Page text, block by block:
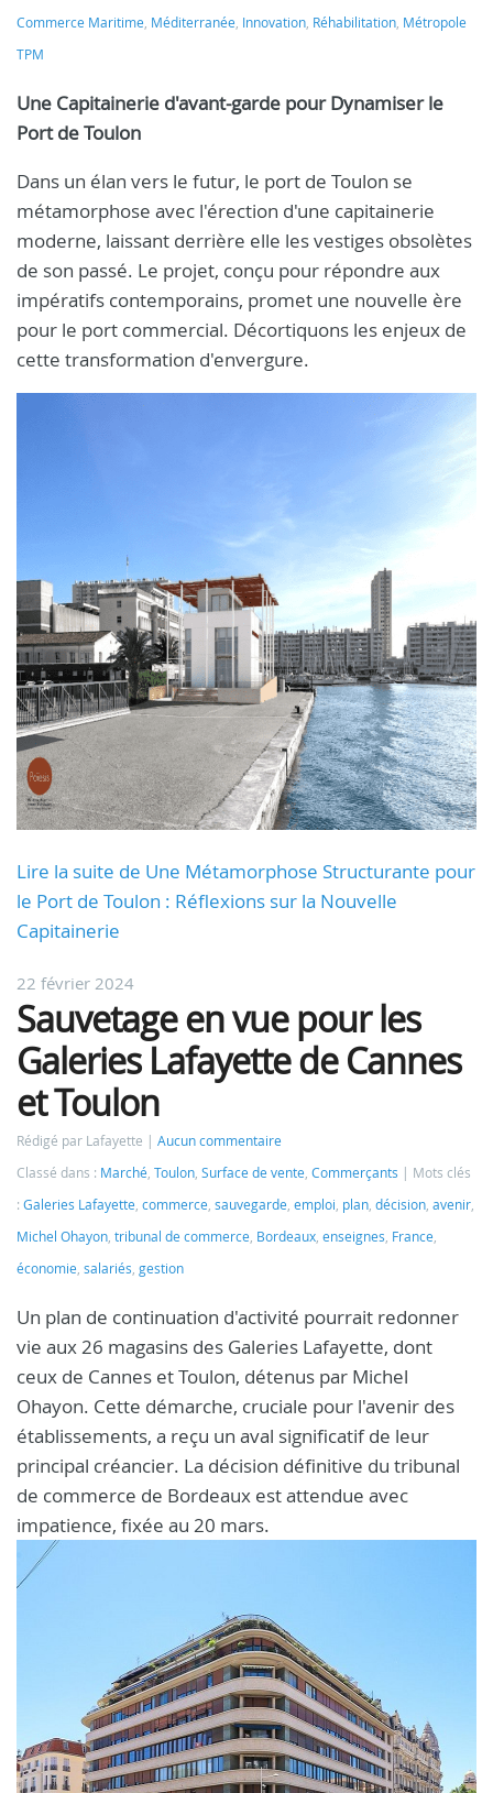
Commerce Maritime, Méditerranée, Innovation, Réhabilitation, Métropole
TPM
Une Capitainerie d'avant-garde pour Dynamiser le
Port de Toulon
Dans un élan vers le futur, le port de Toulon se
métamorphose avec l'érection d'une capitainerie
moderne, laissant derrière elle les vestiges obsolètes
de son passé. Le projet, conçu pour répondre aux
impératifs contemporains, promet une nouvelle ère
pour le port commercial. Décortiquons les enjeux de
cette transformation d'envergure.
Lire la suite de Une Métamorphose Structurante pour
le Port de Toulon : Réflexions sur la Nouvelle
Capitainerie
22 février 2024
Sauvetage en vue pour les
Galeries Lafayette de Cannes
et Toulon
Rédigé par Lafayette
Aucun commentaire
Classé dans : Marché, Toulon, Surface de vente, Commerçants
Mots clés
: Galeries Lafayette, commerce, sauvegarde, emploi, plan, décision, avenir,
Michel Ohayon, tribunal de commerce, Bordeaux, enseignes, France,
économie, salariés, gestion
Un plan de continuation d'activité pourrait redonner
vie aux 26 magasins des Galeries Lafayette, dont
ceux de Cannes et Toulon, détenus par Michel
Ohayon. Cette démarche, cruciale pour l'avenir des
établissements, a reçu un aval significatif de leur
principal créancier. La décision définitive du tribunal
de commerce de Bordeaux est attendue avec
impatience, fixée au 20 mars.